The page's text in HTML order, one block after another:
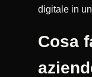
digitale in
Cosa